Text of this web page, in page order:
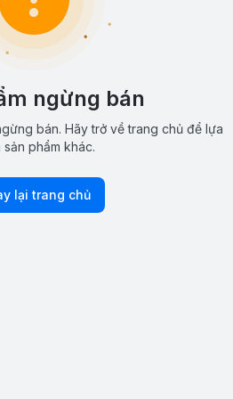
ngừng bán
bán. Hãy trở về trang chủ để lựa
sản phẩm khác.
lại trang chủ